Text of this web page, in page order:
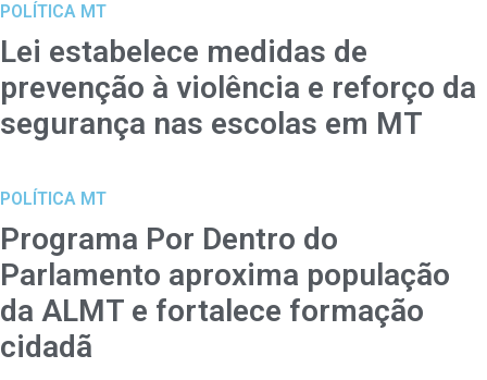
POLÍTICA MT
Lei estabelece medidas de
prevenção à violência e reforço da
segurança nas escolas em MT
POLÍTICA MT
Programa Por Dentro do
Parlamento aproxima população
da ALMT e fortalece formação
cidadã